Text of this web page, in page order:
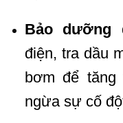
Bảo dưỡng
điện, tra dầu
bơm để
ngừa sự cố